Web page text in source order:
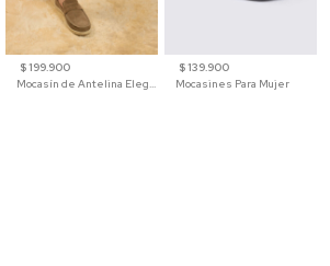
$ 199.900
Mocasín de Antelina Elegante con Suela de Contraste Para Hombre
$ 139.900
Mocasines Para Mujer